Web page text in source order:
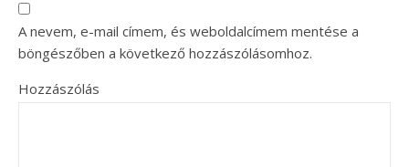
A nevem, e-mail címem, és weboldalcímem mentése a
böngészőben a következő hozzászólásomhoz.
Hozzászólás